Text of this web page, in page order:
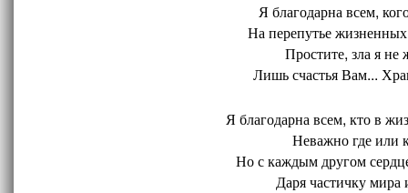
Я благодарна всем,
На перепутье
Простите, зла я не
Лишь счастья Вам...
Я благодарна всем, кто в
Неважно где или
Но с каждым другом
Даря частичку мира